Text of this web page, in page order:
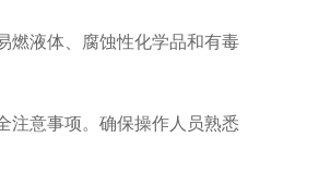
液体、腐蚀性化学品和有毒
意事项。确保操作人员熟悉